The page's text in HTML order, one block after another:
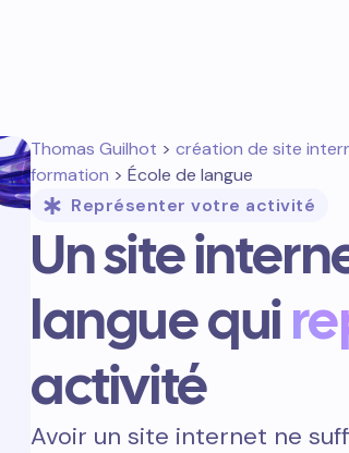
Thomas Guilhot > création de site
formation > École de langue
Représenter votre activité
Un site
langue qui
activité
Avoir un site internet ne